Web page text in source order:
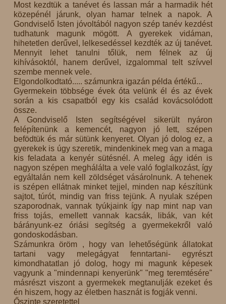
Most kezdtük a tanévet és lassan már a harmadik hét
közepénél járunk, olyan hamar telnek a napok. A
Gondviselő Isten jóvoltából nagyon szép tanév kezdést
tudhatunk magunk mögött. A gyerekek vidáman,
hihetetlen derűvel, lelkesedéssel kezdték az új tanévet.
Mennyit lehet tanulni tőlük, nem félnek az új
kihívásoktól, hanem derűvel, izgalommal telt szívvel
szembe mennek vele.
Elgondolkodtató..... számunkra igazán példa értékű...
Gyermekein többsége évek óta velünk él és az évek
során a kis csapatból egy kis család kovácsolódott
össze.
A Gondviselő Isten segítségével sikerült nyáron
felépítenünk a kemencét, nagyon jó lett, szépen
befödtük és már sütünk kenyeret. Olyan jó dolog ez, a
gyerekek is úgy szeretik, mindenkinek meg van a maga
kis feladata a kenyér sütésnél. A meleg ágy idén is
nagyon szépen meghálálta a vele való foglalkozást, így
egyáltalán nem kell zöldséget vásárolnunk. A tehenek
is szépen ellátnak minket tejjel, minden nap készítünk
sajtot, túrót, mindig van friss tejünk. A nyulak szépen
szaporodnak, vannak tyúkjaink így nap mint nap van
friss tojás, emellett vannak kacsák, libák, van két
bárányunk-ez óriási segítség a gyermekekről való
gondoskodásban.
Számunkra öröm , hogy van lehetőségünk állatokat
tartani vagy melegágyat fenntartani- egyrészt
kimondhatatlan jó dolog, hogy mi magunk képesek
vagyunk a "mindennapi kenyerünk" "meg teremtésére"
másrészt viszont a gyermekek megtanulják ezeket és
én hiszem, hogy az életben hasznát is fogják venni.
Őszinte szeretettel